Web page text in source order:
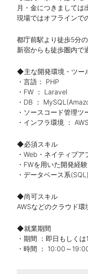
月・金につきましては
現場ではオフラインで
都庁前駅より徒歩5分
新宿からも徒歩圏内で
◆主な開発環境・ツー
・言語： PHP
・FW ： Laravel
・DB ：
・ソースコード管理ツ
・インフラ環境 ： AWS
◆必須スキル
・Web・ネイティブ
・FWを用いた開発経験
・データベース系
◆尚可スキル
AWSなどのクラウド
◆就業期間
・期間 ：即日もしく
・時間 ： 10:00～